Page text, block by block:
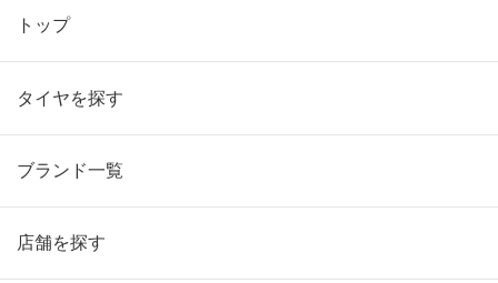
トップ
タイヤを探す
ブランド一覧
店舗を探す